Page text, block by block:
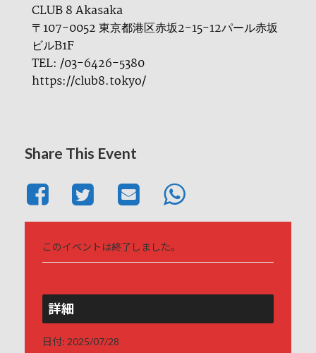
CLUB 8 Akasaka
〒107-0052 東京都港区赤坂2-15-12パール赤坂
ビルB1F
TEL: /03-6426-5380
https://club8.tokyo/
Share This Event
このイベントは終了しました。
詳細
日付: 2025/07/28